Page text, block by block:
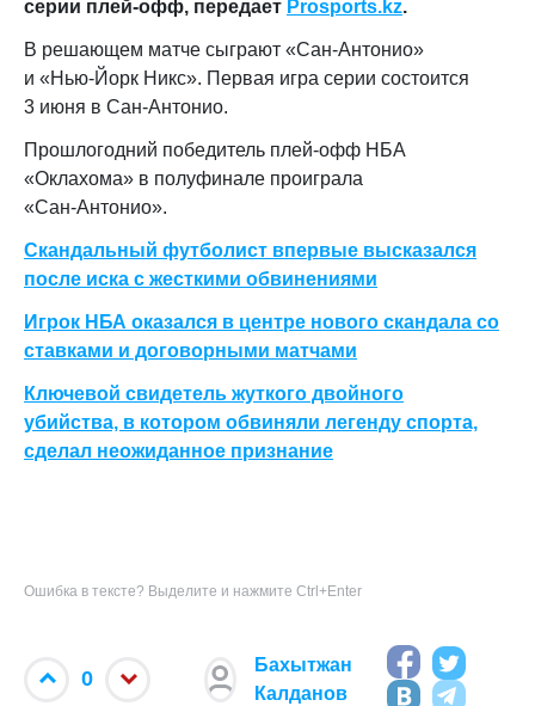
серии плей‑офф, передает Prosports.kz.
В решающем матче сыграют «Сан‑Антонио»
и «Нью‑Йорк Никс». Первая игра серии состоится
3 июня в Сан‑Антонио.
Прошлогодний победитель плей‑офф НБА
«Оклахома» в полуфинале проиграла
«Сан‑Антонио».
Скандальный футболист впервые высказался
после иска с жесткими обвинениями
Игрок НБА оказался в центре нового скандала со
ставками и договорными матчами
Ключевой свидетель жуткого двойного
убийства, в котором обвиняли легенду спорта,
сделал неожиданное признание
Ошибка в тексте? Выделите и нажмите Ctrl+Enter
0
Бахытжан
Калданов